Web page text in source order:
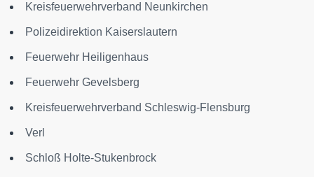
Kreisfeuerwehrverband Neunkirchen
Polizeidirektion Kaiserslautern
Feuerwehr Heiligenhaus
Feuerwehr Gevelsberg
Kreisfeuerwehrverband Schleswig-Flensburg
Verl
Schloß Holte-Stukenbrock